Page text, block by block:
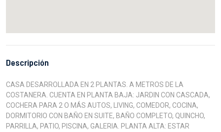
Descripción
CASA DESARROLLADA EN 2 PLANTAS. A METROS DE LA
COSTANERA. CUENTA EN PLANTA BAJA: JARDIN CON CASCADA,
COCHERA PARA 2 O MÁS AUTOS, LIVING, COMEDOR, COCINA,
DORMITORIO CON BAÑO EN SUITE, BAÑO COMPLETO, QUINCHO,
PARRILLA, PATIO, PISCINA, GALERIA. PLANTA ALTA: ESTAR